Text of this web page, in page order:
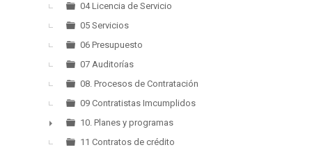
04 Licencia de Servicio
05 Servicios
06 Presupuesto
07 Auditorías
08. Procesos de Contratación
09 Contratistas Imcumplidos
►
10. Planes y programas
11 Contratos de crédito